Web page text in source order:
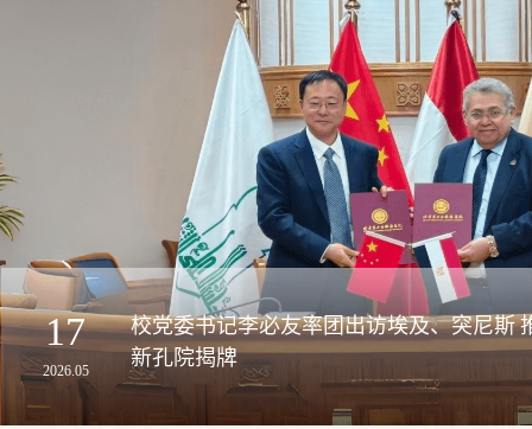
17
2026.05
校党委书记李必友率团出访埃及、突尼斯 推动中阿中心分中心建设并为
新孔院揭牌